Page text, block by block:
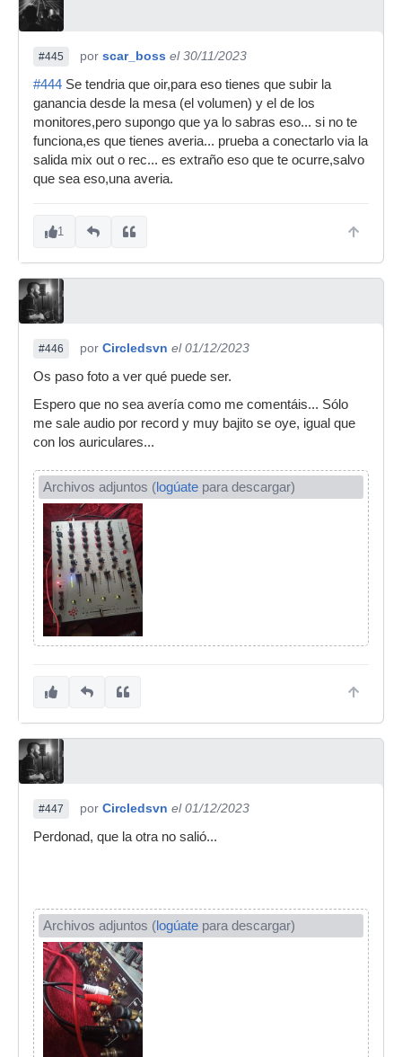
#445 por scar_boss el 30/11/2023
#444 Se tendria que oir,para eso tienes que subir la
ganancia desde la mesa (el volumen) y el de los
monitores,pero supongo que ya lo sabras eso... si no te
funciona,es que tienes averia... prueba a conectarlo via la
salida mix out o rec... es extraño eso que te ocurre,salvo
que sea eso,una averia.
1
#446 por Circledsvn el 01/12/2023
Os paso foto a ver qué puede ser.
Espero que no sea avería como me comentáis... Sólo
me sale audio por record y muy bajito se oye, igual que
con los auriculares...
Archivos adjuntos (logúate para descargar)
#447 por Circledsvn el 01/12/2023
Perdonad, que la otra no salió...
Archivos adjuntos (logúate para descargar)